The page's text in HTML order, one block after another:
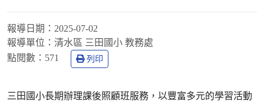
報導日期： 2025-07-02
報導單位： 清水區 三田國小 教務處
點閱數： 571 列印
三田國小長期辦理課後照顧班服務，以豐富多元的學習活動